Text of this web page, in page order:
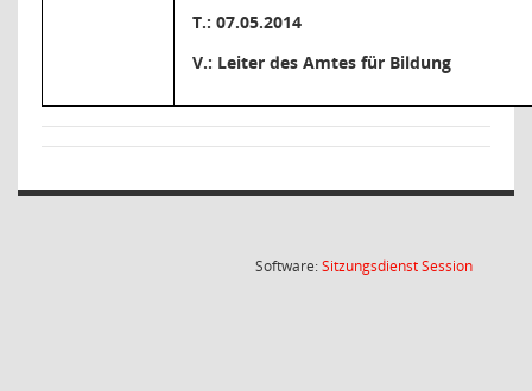
T.: 07.05.2014
V.: Leiter des Amtes für Bildung
Software:SitzungsdienstSession(Wird in